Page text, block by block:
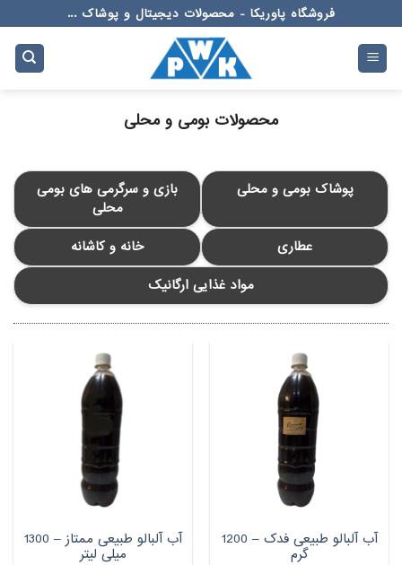
to
content
فروشگاه پاوریکا - محصولات دیجیتال و پوشاک ...
محصولات بومی و محلی
بازی و سرگرمی های بومی
محلی
پوشاک بومی و محلی
خانه و کاشانه
عطاری
مواد غذایی ارگانیک
آب آلبالو طبیعی فدک – 1200
گرم
آب آلبالو طبیعی ممتاز – 1300
میلی لیتر